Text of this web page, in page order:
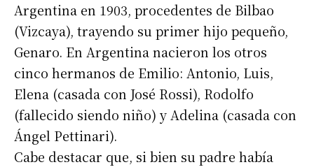
Argentina en 1903, procedentes de Bilbao
(Vizcaya), trayendo su primer hijo pequeño,
Genaro. En Argentina nacieron los otros
cinco hermanos de Emilio: Antonio, Luis,
Elena (casada con José Rossi), Rodolfo
(fallecido siendo niño) y Adelina (casada con
Ángel Pettinari).
Cabe destacar que, si bien su padre había